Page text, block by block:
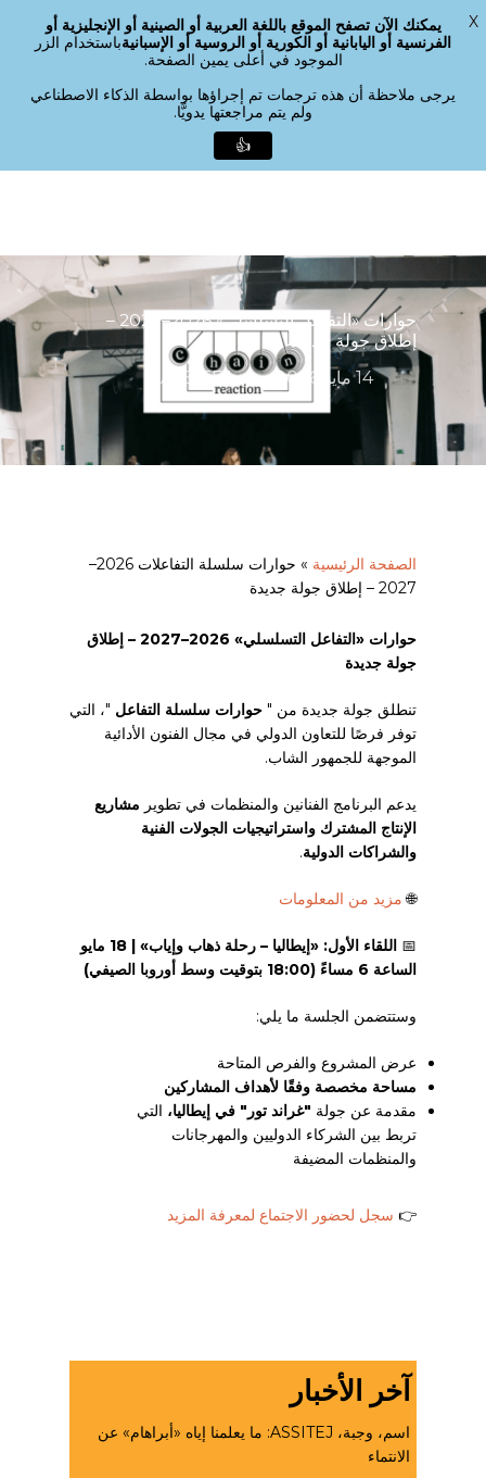
الرئيسي
بحث
القائمة
حوارات «التفاعل التسلسلي» 2026–2027 –
إطلاق جولة جديدة
14 مايو 2026
ASSITEJ
الصفحة الرئيسية »
حوارات سلسلة التفاعلات 2026–
2027 – إطلاق جولة جديدة
حوارات «التفاعل التسلسلي» 2026–2027 – إطلاق
جولة جديدة
تنطلق جولة جديدة من " حوارات سلسلة التفاعل "، التي
توفر فرصًا للتعاون الدولي في مجال الفنون الأدائية
الموجهة للجمهور الشاب.
يدعم البرنامج الفنانين والمنظمات في تطوير مشاريع
الإنتاج المشترك واستراتيجيات الجولات الفنية
والشراكات الدولية.
🌐مزيد من المعلومات
📅
اللقاء الأول: «إيطاليا – رحلة ذهاب وإياب» | 18 مايو
الساعة 6 مساءً (18:00 بتوقيت وسط أوروبا الصيفي)
وستتضمن الجلسة ما يلي:
عرض المشروع والفرص المتاحة
مساحة مخصصة وفقًا لأهداف المشاركين
مقدمة عن جولة "غراند تور" في إيطاليا، التي
تربط بين الشركاء الدوليين والمهرجانات
والمنظمات المضيفة
👉 سجل لحضور الاجتماع لمعرفة المزيد
آخر الأخبار
اسم، وجبة، ASSITEJ: ما يعلمنا إياه «أبراهام» عن
الانتماء
القائمة
يمكنك الآن تصفح الموقع باللغة العربية أو الصينية أو الإنجليزية أو
الفرنسية أو اليابانية أو الكورية أو الروسية أو الإسبانيةباستخدام الزر
الموجود في أعلى يمين الصفحة.
يرجى ملاحظة أن هذه ترجمات تم إجراؤها بواسطة الذكاء الاصطناعي
ولم يتم مراجعتها يدويًّا.
👍
X